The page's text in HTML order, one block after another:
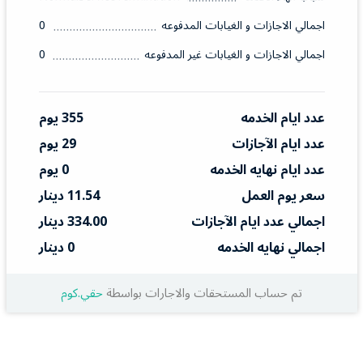
اجمالي الاجازات و الغيابات المدفوعه
0
اجمالي الاجازات و الغيابات غير المدفوعه
0
عدد ايام الخدمه
355 يوم
عدد ايام الآجازات
29 يوم
عدد ايام نهايه الخدمه
0 يوم
سعر يوم العمل
11.54 دينار
اجمالي عدد ايام الآجازات
334.00 دينار
اجمالي نهايه الخدمه
0 دينار
تم حساب المستحقات والاجارات بواسطةحقي.كوم